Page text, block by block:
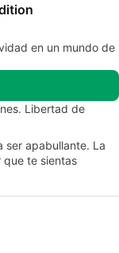
en un mundo de
Libertad de
ser apabullante. La
te sientas